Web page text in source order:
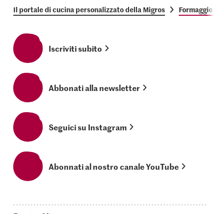
Il portale di cucina personalizzato della Migros Formaggio
Iscriviti subito
Abbonati alla newsletter
Seguici su Instagram
Abonnati al nostro canale YouTube